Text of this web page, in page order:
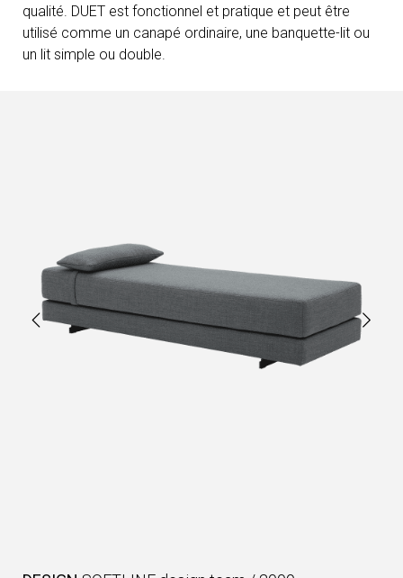
qualité. DUET est fonctionnel et pratique et peut être
utilisé comme un canapé ordinaire, une banquette-lit ou
un lit simple ou double.